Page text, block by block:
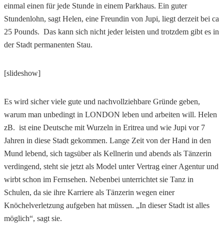
einmal einen für jede Stunde in einem Parkhaus. Ein guter
Stundenlohn, sagt Helen, eine Freundin von Jupi, liegt derzeit bei ca
25 Pounds. Das kann sich nicht jeder leisten und trotzdem gibt es in
der Stadt permanenten Stau.
[slideshow]
Es wird sicher viele gute und nachvollziehbare Gründe geben,
warum man unbedingt in LONDON leben und arbeiten will. Helen
zB. ist eine Deutsche mit Wurzeln in Eritrea und wie Jupi vor 7
Jahren in diese Stadt gekommen. Lange Zeit von der Hand in den
Mund lebend, sich tagsüber als Kellnerin und abends als Tänzerin
verdingend, steht sie jetzt als Model unter Vertrag einer Agentur und
wirbt schon im Fernsehen. Nebenbei unterrichtet sie Tanz in
Schulen, da sie ihre Karriere als Tänzerin wegen einer
Knöchelverletzung aufgeben hat müssen. „In dieser Stadt ist alles
möglich“, sagt sie.